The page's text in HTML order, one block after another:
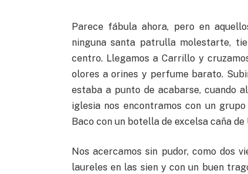
Parece fábula ahora, pero en
ninguna santa patrulla molestarte,
centro. Llegamos a Carrillo y
olores a orines y perfume barato.
estaba a punto de acabarse, cuando
iglesia nos encontramos con un
Baco con un botella de excelsa caña de
Nos acercamos sin pudor, como dos
laureles en las sien y con un buen